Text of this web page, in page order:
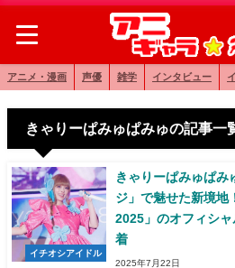
アニメ・漫画 声優 雑学 インタビュー
きゃりーぱみゅぱみゅの記事一
イチオシアイドル
きゃりーぱみゅぱみ
ジ」で魅せた新境
2025」のオフィシ
着
2025年7月22日